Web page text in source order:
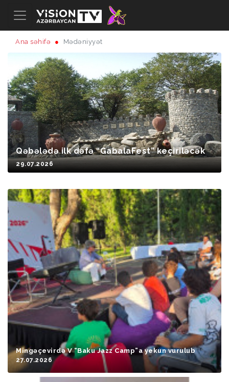
Ana səhifə Mədəniyyət
Qəbələdə ilk dəfə “GabalaFest” keçiriləcək
29.07.2026
Mingəçevirdə V “Baku Jazz Camp”a yekun vurulub
27.07.2026